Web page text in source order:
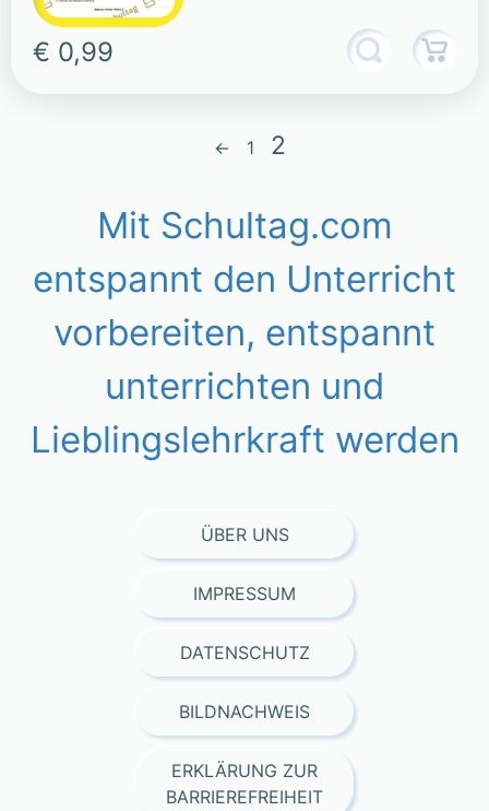
€ 0,99
← 1 2
Mit Schultag.com
entspannt den Unterricht
vorbereiten, entspannt
unterrichten und
Lieblingslehrkraft werden
ÜBER UNS
IMPRESSUM
DATENSCHUTZ
BILDNACHWEIS
ERKLÄRUNG ZUR
BARRIEREFREIHEIT